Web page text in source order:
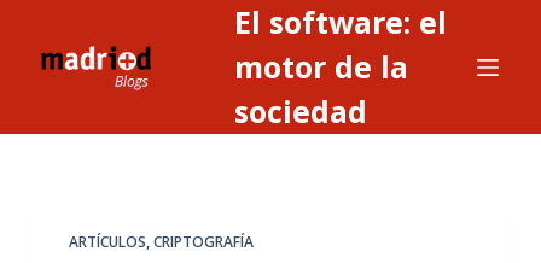
El software: el
motor de la
sociedad
ARTÍCULOS,CRIPTOGRAFÍA